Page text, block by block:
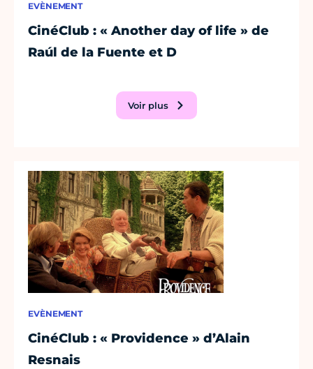
EVÈNEMENT
CinéClub : « Another day of life » de
Raúl de la Fuente et D
Voir plus
EVÈNEMENT
CinéClub : « Providence » d’Alain
Resnais